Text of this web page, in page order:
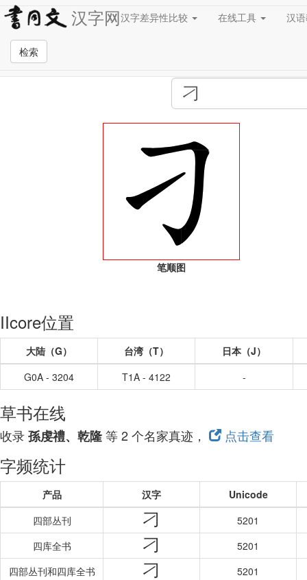
汉字网汉字差异性比较 在线工具 汉
检索
全站检索页面
笔顺图
IIcore位置
大陆（G） 台湾（T）
日本（J）
G0A - 3204
T1A - 4122 -
草书在线
收录孫虔禮、乾隆等 2 个名家真迹， 点击查看
字频统计
产品 汉字
Unicode
四部丛刊
刁
5201
四库全书
刁
5201
四部丛刊和四库全书
刁 5201